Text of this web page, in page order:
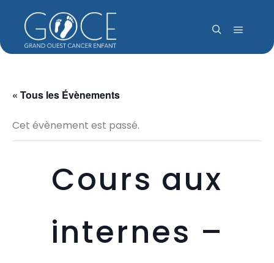
Menu
« Tous les Évènements
Cet évènement est passé.
Cours aux
internes –